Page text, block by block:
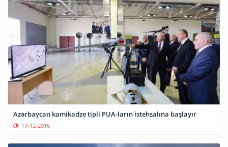
Azərbaycan kamikadze tipli PUA-ların istehsalına başlayır
17-12-2016